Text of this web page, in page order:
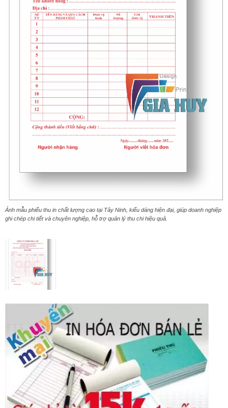
Ảnh mẫu phiếu thu in chất lượng cao tại Tây Ninh, kiểu dáng hiện đại, giúp doanh nghiệp
ghi chép chi tiết và chuyên nghiệp, hỗ trợ quản lý thu chi hiệu quả.